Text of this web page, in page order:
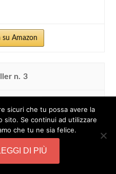
su Amazon
3
sicuri che tu possa avere la
sito. Se continui ad utilizzare
che tu ne sia felice.
DI PIÙ